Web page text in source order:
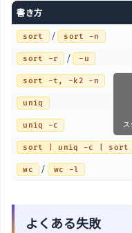
書き方
sort / sort -n
sort -r / -u
sort -t, -k2 -n
uniq
uniq -c
sort | uniq -c | sort
wc / wc -l
よくある失敗